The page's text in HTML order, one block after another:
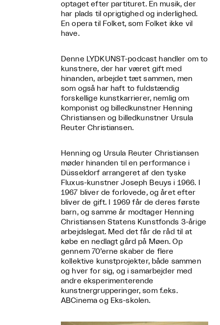
optaget efter partituret. En musik, der
har plads til oprigtighed og inderlighed.
En opera til Folket, som Folket ikke vil
have.
Denne LYDKUNST-podcast handler om to
kunstnere, der har været gift med
hinanden, arbejdet tæt sammen, men
som også har haft to fuldstændig
forskellige kunstkarrierer, nemlig om
komponist og billedkunstner Henning
Christiansen og billedkunstner Ursula
Reuter Christiansen.
Henning og Ursula Reuter Christiansen
møder hinanden til en performance i
Düsseldorf arrangeret af den tyske
Fluxus-kunstner Joseph Beuys i 1966. I
1967 bliver de forlovede, og året efter
bliver de gift. I 1969 får de deres første
barn, og samme år modtager Henning
Christiansen Statens Kunstfonds 3-årige
arbejdslegat. Med det får de råd til at
købe en nedlagt gård på Møen. Op
gennem 70’erne skaber de flere
kollektive kunstprojekter, både sammen
og hver for sig, og i samarbejder med
andre eksperimenterende
kunstnergrupperinger, som f.eks.
ABCinema og Eks-skolen.